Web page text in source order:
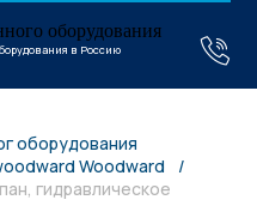
в Россию
оборудования
Woodward
/
гидравлическое